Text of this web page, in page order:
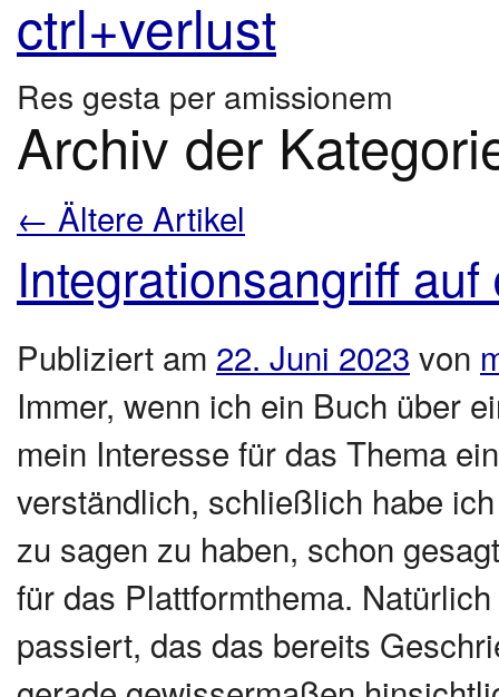
ctrl+verlust
Res gesta per amissionem
Archiv der
← Ältere Artikel
Integrationsangriff
Publiziert am 22. Juni 2023 von
Immer, wenn ich ein Buch über
mein Interesse für das Thema
verständlich, schließlich habe
zu sagen zu haben, schon
für das Plattformthema.
passiert, das das bereits